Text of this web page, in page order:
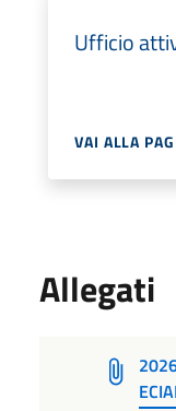
Ufficio
VAI ALLA
Allegati